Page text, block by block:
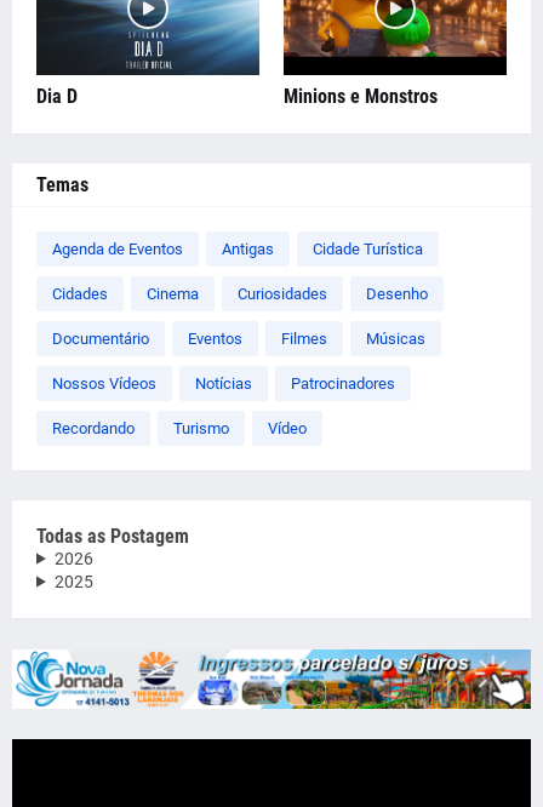
Dia D Minions e Monstros
Temas
Agenda de Eventos Antigas Cidade Turística
Cidades Cinema Curiosidades Desenho
Documentário Eventos Filmes Músicas
Nossos Vídeos Notícias Patrocinadores
Recordando Turismo Vídeo
Todas as Postagem
2026
2025